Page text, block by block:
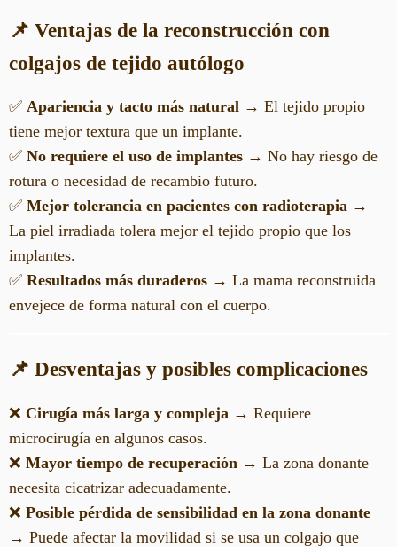
📌 Ventajas de la reconstrucción con
colgajos de tejido autólogo
✅ Apariencia y tacto más natural → El tejido propio
tiene mejor textura que un implante.
✅ No requiere el uso de implantes → No hay riesgo de
rotura o necesidad de recambio futuro.
✅ Mejor tolerancia en pacientes con radioterapia →
La piel irradiada tolera mejor el tejido propio que los
implantes.
✅ Resultados más duraderos → La mama reconstruida
envejece de forma natural con el cuerpo.
📌 Desventajas y posibles complicaciones
❌ Cirugía más larga y compleja → Requiere
microcirugía en algunos casos.
❌ Mayor tiempo de recuperación → La zona donante
necesita cicatrizar adecuadamente.
❌ Posible pérdida de sensibilidad en la zona donante
→ Puede afectar la movilidad si se usa un colgajo que